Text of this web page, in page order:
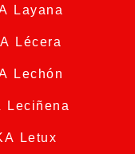
Layana
Lécera
Lechón
Leciñena
Letux